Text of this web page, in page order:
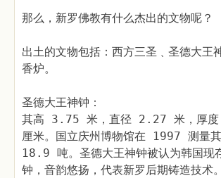
那么，新罗佛教有什么杰出的文物呢？
出土的文物包括：西方三圣﹑圣德大王
香炉。
圣德大王神钟：
其高 3.75 米，直径 2.27 米，厚
厘米。国立庆州博物馆在 1997 测量
18.9 吨。圣德大王神钟被认为韩国现
钟，音韵悠扬，代表新罗后期铸造技术。